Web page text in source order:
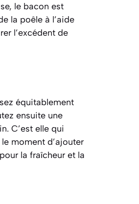
le bacon est
la poêle à l’aide
l’excédent de
équitablement
ensuite une
C’est elle qui
moment d’ajouter
la fraîcheur et la